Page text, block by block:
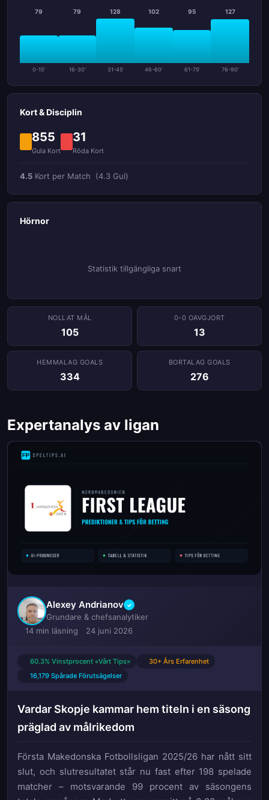
79
0-15'
79
16-30'
128
31-45'
102
46-60'
95
61-75'
127
76-90'
Kort & Disciplin
855
Gula Kort
31
Röda Kort
4.5 Kort per Match (4.3 Gul)
Hörnor
Statistik tillgängliga snart
NOLLAT ​​MÅL
105
0-0 OAVGJORT
13
HEMMALAG GOALS
334
BORTALAG GOALS
276
Expertanalys av ligan
Alexey Andrianov ✓
Grundare & chefsanalytiker
14 min läsning
24 juni 2026
60.3% Vinstprocent «Vårt Tips»
30+ Års Erfarenhet
16,179 Spårade Förutsägelser
Vardar Skopje kammar hem titeln i en säsong
präglad av målrikedom
Första Makedonska Fotbollsligan 2025/26 har nått sitt
slut, och slutresultatet står nu fast efter 198 spelade
matcher – motsvarande 99 procent av säsongens